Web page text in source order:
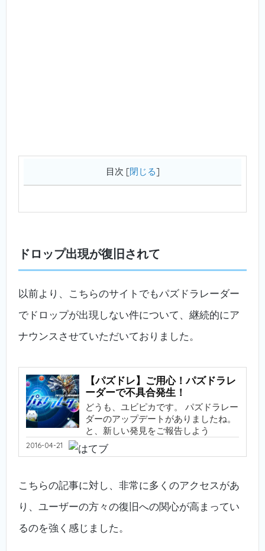
目次 [閉じる]
ドロップ出現が復旧されて
以前より、こちらのサイトでもパズドラレーダー
でドロップが出現しない件について、継続的にア
ナウンスさせていただいておりました。
【パズドレ】ご用心！パズドラレ
ーダーで不具合発生！
どうも、ユビピカです。 パズドラレー
ダーのアップデートがありましたね。
と、新しい発見をご報告しよう
2016-04-21
こちらの記事に対し、非常に多くのアクセスがあ
り、ユーザーの方々の復旧への関心が高まってい
るのを強く感じました。